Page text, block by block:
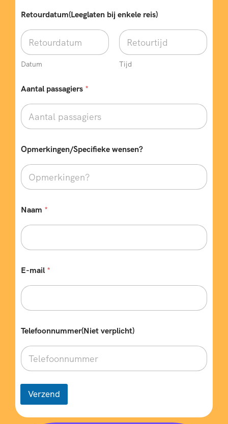
o
n
u
m
m
e
(
i
t
Retourdatum(Leeglaten bij enkele reis)
Datum Tijd
Aantal passagiers *
Opmerkingen/Specifieke wensen?
Naam *
E-mail *
Telefoonnummer(Niet verplicht)
Verzend